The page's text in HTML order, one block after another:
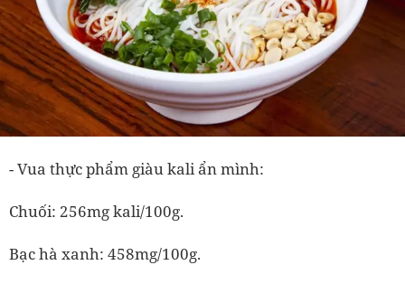
-Vua thực phẩm giàu kali ẩn mình:
Chuối: 256mg kali/100g.
Bạc hà xanh: 458mg/100g.